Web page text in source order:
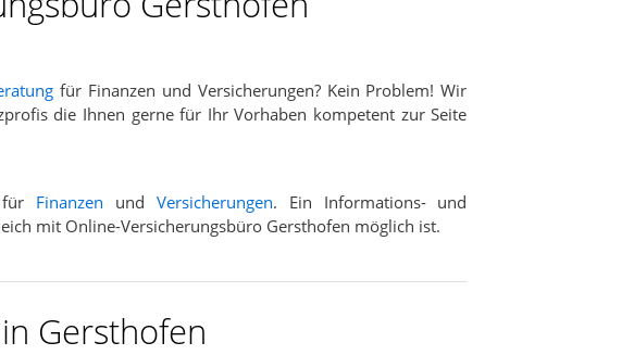
für Finanzen und Versicherungen? Kein Problem! Wir
die Ihnen gerne für Ihr Vorhaben kompetent zur Seite
Finanzen und Versicherungen. Ein Informations- und
mit Online-Versicherungsbüro Gersthofen möglich ist.
Gersthofen